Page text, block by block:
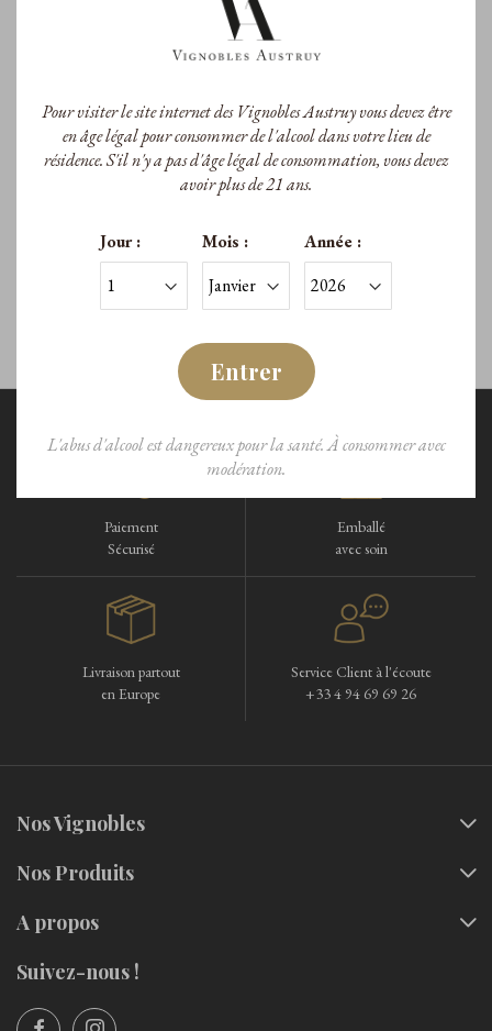
Pour visiter le site internet des Vignobles Austruy vous devez être
en âge légal pour consommer de l'alcool dans votre lieu de
résidence. S'il n'y a pas d'âge légal de consommation, vous devez
avoir plus de 21 ans.
Jour : Mois : Année :
Entrer
L'abus d'alcool est dangereux pour la santé. À consommer avec
modération.
Le Clos Peyrassol
Le Clos Peyrassol Rouge 2022
A.O.P. Côtes de Provence
133,00 €/Magnum
Paiement
Sécurisé
Emballé
avec soin
Livraison partout
en Europe
Service Client à l'écoute
+33 4 94 69 69 26
Nos Vignobles
Nos Produits
A propos
Suivez-nous !